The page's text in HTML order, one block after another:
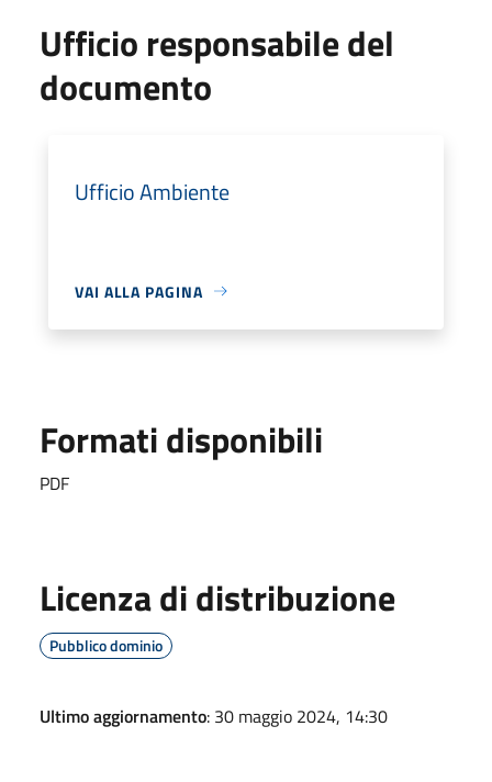
Ufficio responsabile del
documento
Ufficio Ambiente
VAI ALLA PAGINA
Formati disponibili
PDF
Licenza di distribuzione
Pubblico dominio
Ultimo aggiornamento: 30 maggio 2024, 14:30